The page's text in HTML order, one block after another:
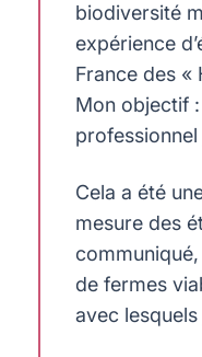
biodiversité
expérience
France des «
Mon objectif
Cela a été
mesure des
de fermes
avec